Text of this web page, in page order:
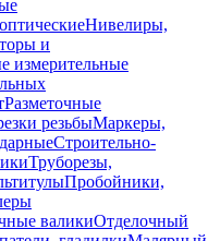
Нивелиры,
и
измерительные
Разметочные
резьбыМаркеры,
Строительно-
Труборезы,
Пробойники,
валикиОтделочный